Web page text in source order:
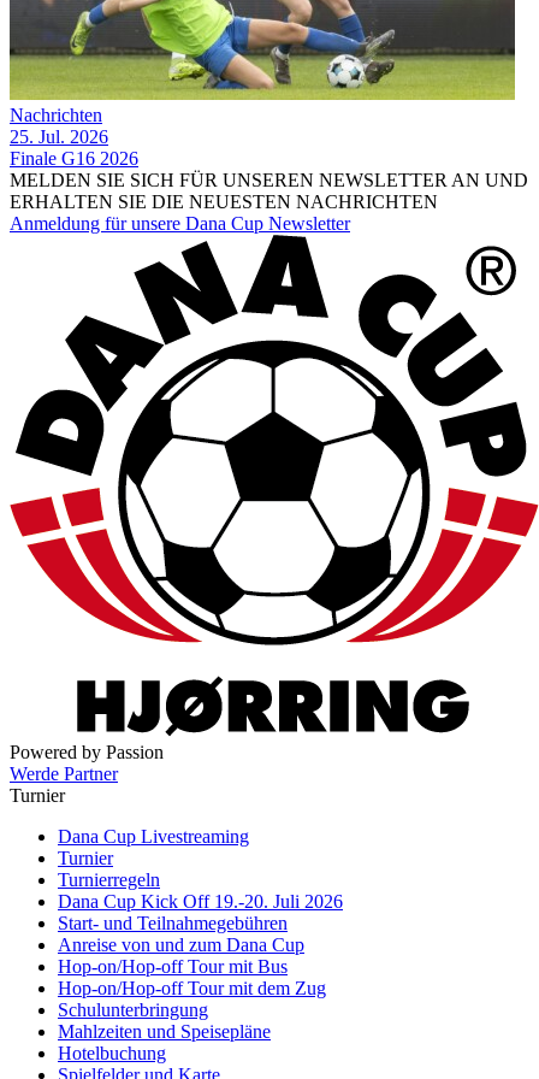
Nachrichten
25. Jul. 2026
Finale G16 2026
MELDEN SIE SICH FÜR UNSEREN NEWSLETTER AN UND
ERHALTEN SIE DIE NEUESTEN NACHRICHTEN
Anmeldung für unsere Dana Cup Newsletter
Powered by Passion
Werde Partner
Turnier
Dana Cup Livestreaming
Turnier
Turnierregeln
Dana Cup Kick Off 19.-20. Juli 2026
Start- und Teilnahmegebühren
Anreise von und zum Dana Cup
Hop-on/Hop-off Tour mit Bus
Hop-on/Hop-off Tour mit dem Zug
Schulunterbringung
Mahlzeiten und Speisepläne
Hotelbuchung